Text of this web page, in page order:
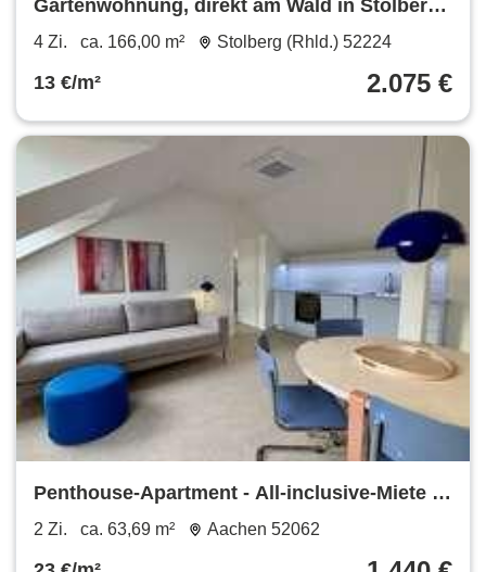
Gartenwohnung, direkt am Wald in Stolberg-
Mausbach
4 Zi. ca. 166,00 m² Stolberg (Rhld.) 52224
13 €/m² 2.075 €
Penthouse-Apartment - All-inclusive-Miete &
vollständige Möblierung - Wohneinheit 37
2 Zi. ca. 63,69 m² Aachen 52062